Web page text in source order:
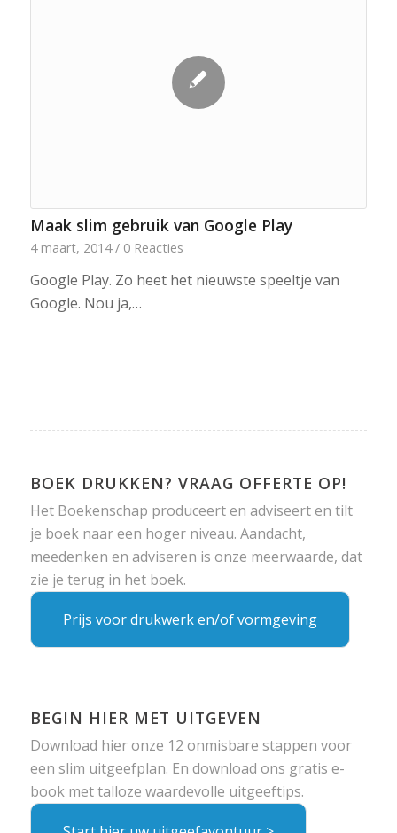
Maak slim gebruik van Google Play
4 maart, 2014 / 0 Reacties
Google Play. Zo heet het nieuwste speeltje van
Google. Nou ja,…
BOEK DRUKKEN? VRAAG OFFERTE OP!
Het Boekenschap produceert en adviseert en tilt
je boek naar een hoger niveau. Aandacht,
meedenken en adviseren is onze meerwaarde, dat
zie je terug in het boek.
Prijs voor drukwerk en/of vormgeving
BEGIN HIER MET UITGEVEN
Download hier onze 12 onmisbare stappen voor
een slim uitgeefplan. En download ons gratis e-
book met talloze waardevolle uitgeeftips.